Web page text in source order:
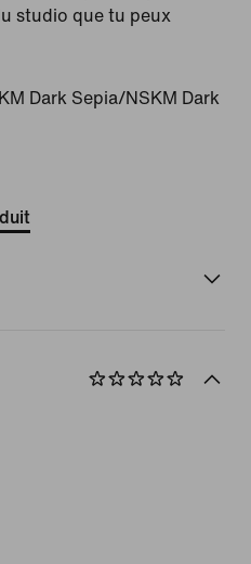
studio que tu peux
Dark Sepia/NSKM Dark